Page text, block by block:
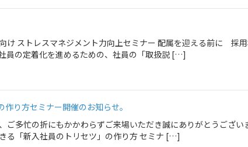
け ストレスマネジメント力向上セミナー 配属を迎える前に 採
員の定着化を進めるための、社員の「取扱説 […]
り方セミナー開催のお知らせ。
多忙の折にもかかわらずご来場いただき誠にありがとうござい
る「新入社員のトリセツ」の作り方 セミナ […]